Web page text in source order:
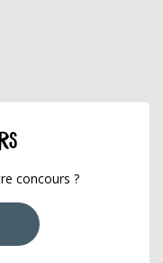
concours ?